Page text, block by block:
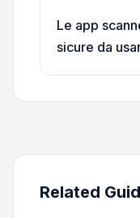
Le app
sicure da
Related